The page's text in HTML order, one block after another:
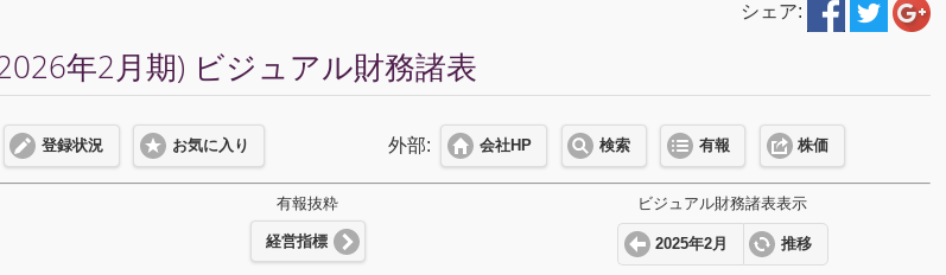
シェア:
年2月期) ビジュアル財務諸表
登録状況 お気に入り 外部: 会社HP 検索 有報 株価
有報抜粋
経営指標
ビジュアル財務諸表表示
2025年2月 推移